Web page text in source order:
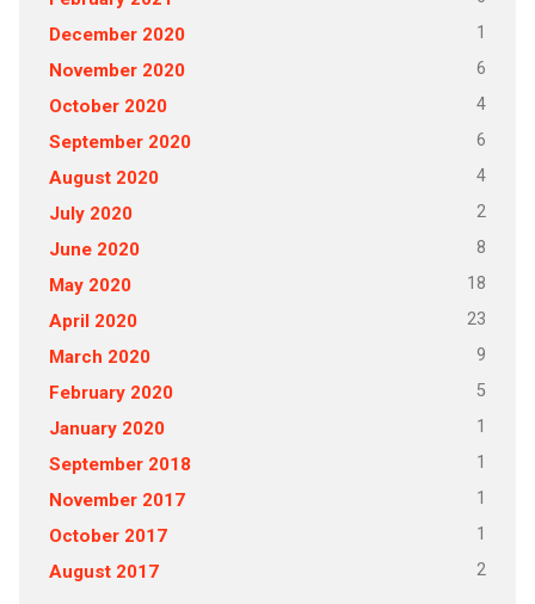
December 2020 1
November 2020 6
October 2020 4
September 2020 6
August 2020 4
July 2020 2
June 2020 8
May 2020 18
April 2020 23
March 2020 9
February 2020 5
January 2020 1
September 2018 1
November 2017 1
October 2017 1
August 2017 2